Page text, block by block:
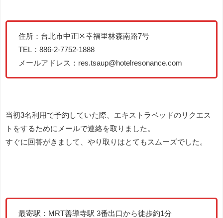
住所：台北市中正区幸福里林森南路7号
TEL：886-2-7752-1888
メールアドレス：res.tsaup@hotelresonance.com
当初3名利用で予約していた際、エキストラベッドのリクエス
トをするためにメールで連絡を取りました。
すぐに回答がきまして、やり取りはとてもスムーズでした。
最寄駅：MRT善導寺駅 3番出口から徒歩約1分